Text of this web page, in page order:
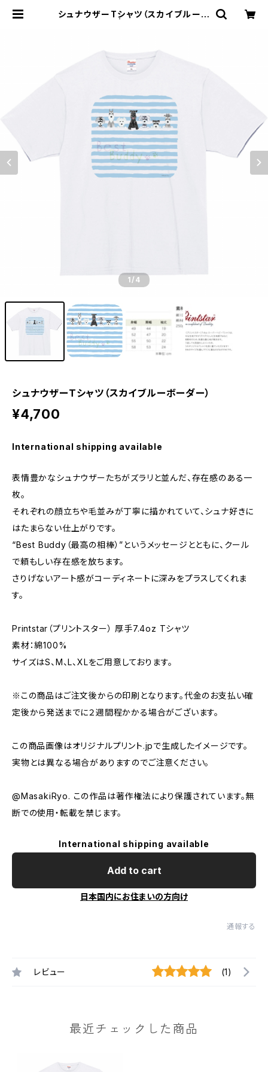
シュナウザーTシャツ（スカイブルーボ
1/4
シュナウザーTシャツ（スカイブルーボーダー）
¥4,700
International shipping available
表情豊かなシュナウザーたちがズラリと並んだ、存在感のある一
枚。
それぞれの顔立ちや毛並みが丁寧に描かれていて、シュナ好きに
はたまらない仕上がりです。
“Best Buddy（最高の相棒）”というメッセージとともに、クール
で頼もしい存在感を放ちます。
さりげないアート感がコーディネートに深みをプラスしてくれま
す。
Printstar（プリントスター） 厚手7.4oz Tシャツ
素材：綿100%
サイズはS、M、L、XLをご用意しております。
※この商品はご注文後からの印刷となります。代金のお支払い確
定後から発送までに２週間程かかる場合がございます。
この商品画像はオリジナルプリント.jpで生成したイメージです。
実物とは異なる場合がありますのでご注意ください。
@MasakiRyo. この作品は著作権法により保護されています。無
断での使用・転載を禁じます。
International shipping available
Add to cart
日本国内にお住まいの方向け
通報する
レビュー (1)
最近チェックした商品